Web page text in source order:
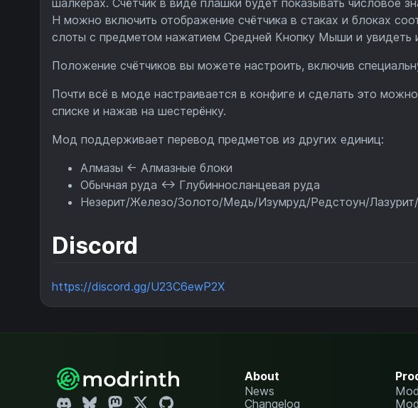
шалкерах. Счётчик в виде плашки будет показывать числовое
H можно включить отображение счётчика в стаках и блоках
слоты с предметом нажатием Средней Кнопку Мыши и увидеть
Положение счётчиков вы можете настроить, включив
Почти всё в моде настраивается в конфиге и сделать это
списке и нажав на шестерёнку.
Мод поддерживает перевод предметов из других единиц:
Алмазы <- Алмазные блоки
Обычная руда <-> Глубинносланцевая руда
Незерит/Железо/Золото/Медь/Изумруд/Редстоун/
Discord
https://discord.gg/U23C6ewP2X
About
News
Changelog